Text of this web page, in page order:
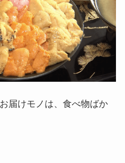
届けモノは、食べ物ばか